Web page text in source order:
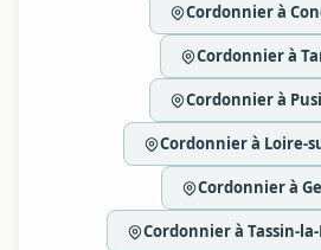
Cordonnier à
Cordonnier à
Cordonnier à
Cordonnier à Loire-
Cordonnier à
Cordonnier à Tassin-